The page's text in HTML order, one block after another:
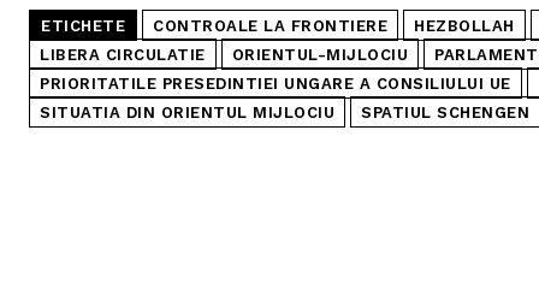
ETICHETE CONTROALE LA FRONTIERE
HEZBOLLAH
LIBERA CIRCULATIE
ORIENTUL-MIJLOCIU
PRIORITATILE PRESEDINTIEI UNGARE A CONSILIULUI UE
SITUATIA DIN ORIENTUL MIJLOCIU
SPATIUL SCHENGEN